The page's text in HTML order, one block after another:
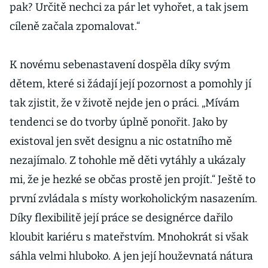
pak? Určitě nechci za pár let vyhořet, a tak jsem
cíleně začala zpomalovat.“
K novému sebenastavení dospěla díky svým
dětem, které si žádají její pozornost a pomohly jí
tak zjistit, že v životě nejde jen o práci. „Mívám
tendenci se do tvorby úplně ponořit. Jako by
existoval jen svět designu a nic ostatního mě
nezajímalo. Z tohohle mě děti vytáhly a ukázaly
mi, že je hezké se občas prostě jen projít.“ Ještě to
první zvládala s místy workoholickým nasazením.
Díky flexibilitě její práce se designérce dařilo
kloubit kariéru s mateřstvím. Mnohokrát si však
sáhla velmi hluboko. A jen její houževnatá nátura